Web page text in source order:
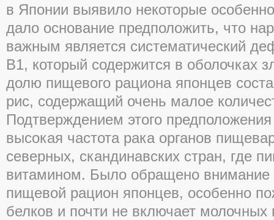
в Японии выявило некоторые
дало основание предположить, что
важным является систематический
В1, который содержится в оболочках
долю пищевого рациона японцев
рис, содержащий очень малое
Подтверждением этого
высокая частота рака органов
северных, скандинавских стран, где
витамином. Было обращено внимание
пищевой рацион японцев, особенно
белков и почти не включает